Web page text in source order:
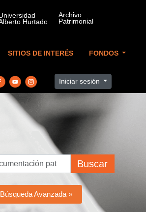
SITIOS DE INTERÉS FONDOS
Iniciar sesión
Buscar
Búsqueda Avanzada »